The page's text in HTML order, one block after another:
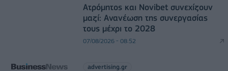
Ατρόμητος και Novibet συνεχίζουν
μαζί: Ανανέωση της συνεργασίας
τους μέχρι το 2028
07/08/2026 - 08:52
advertising.gr